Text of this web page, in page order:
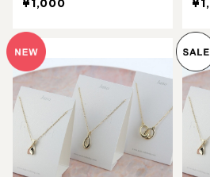
ー ペンダント。キャンペ
ーン対象商品
¥1,000
レ
品